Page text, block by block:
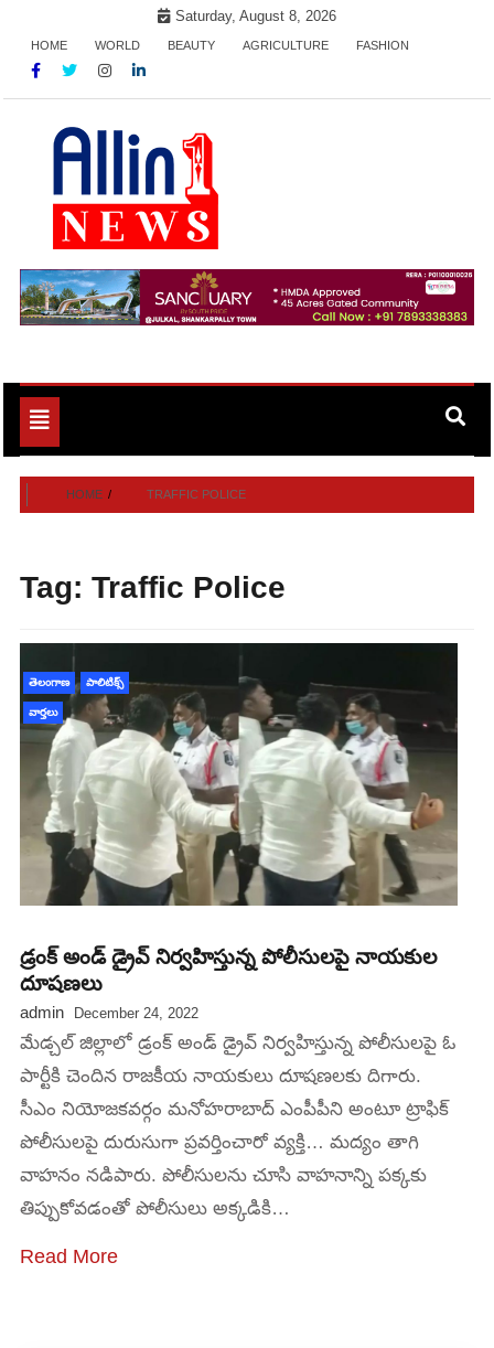
content
Saturday, August 8, 2026
HOME WORLD BEAUTY AGRICULTURE FASHION
Allin1news
Toggle
navigation
HOME TRAFFIC POLICE
Tag: Traffic Police
తెలంగాణ పాలిటిక్స్
వార్తలు
డ్రంక్ అండ్ డ్రైవ్ నిర్వహిస్తున్న పోలీసులపై నాయకుల
దూషణలు
admin December 24, 2022
మేడ్చల్ జిల్లాలో డ్రంక్ అండ్ డ్రైవ్ నిర్వహిస్తున్న పోలీసులపై ఓ
పార్టీకి చెందిన రాజకీయ నాయకులు దూషణలకు దిగారు.
సీఎం నియోజకవర్గం మనోహరాబాద్ ఎంపీపీని అంటూ ట్రాఫిక్
పోలీసులపై దురుసుగా ప్రవర్తించారో వ్యక్తి… మద్యం తాగి
వాహనం నడిపారు. పోలీసులను చూసి వాహనాన్ని పక్కకు
తిప్పుకోవడంతో పోలీసులు అక్కడికి…
Read More